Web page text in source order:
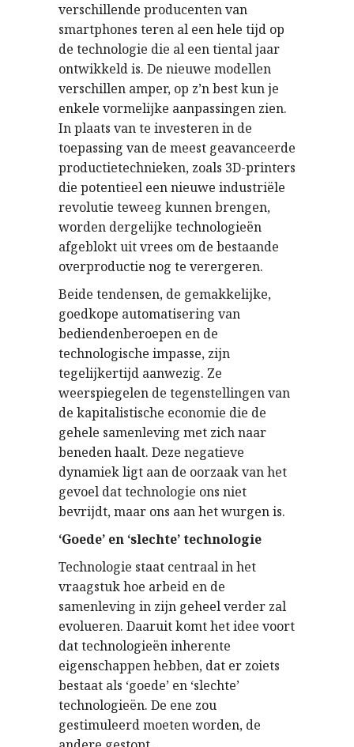
verschillende producenten van
smartphones teren al een hele tijd op
de technologie die al een tiental jaar
ontwikkeld is. De nieuwe modellen
verschillen amper, op z’n best kun je
enkele vormelijke aanpassingen zien.
In plaats van te investeren in de
toepassing van de meest geavanceerde
productietechnieken, zoals 3D-printers
die potentieel een nieuwe industriële
revolutie teweeg kunnen brengen,
worden dergelijke technologieën
afgeblokt uit vrees om de bestaande
overproductie nog te verergeren.
Beide tendensen, de gemakkelijke,
goedkope automatisering van
bediendenberoepen en de
technologische impasse, zijn
tegelijkertijd aanwezig. Ze
weerspiegelen de tegenstellingen van
de kapitalistische economie die de
gehele samenleving met zich naar
beneden haalt. Deze negatieve
dynamiek ligt aan de oorzaak van het
gevoel dat technologie ons niet
bevrijdt, maar ons aan het wurgen is.
‘Goede’ en ‘slechte’ technologie
Technologie staat centraal in het
vraagstuk hoe arbeid en de
samenleving in zijn geheel verder zal
evolueren. Daaruit komt het idee voort
dat technologieën inherente
eigenschappen hebben, dat er zoiets
bestaat als ‘goede’ en ‘slechte’
technologieën. De ene zou
gestimuleerd moeten worden, de